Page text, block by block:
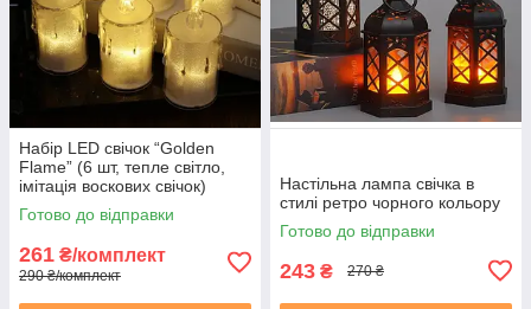
Набір LED свічок “Golden
Flame” (6 шт, тепле світло,
імітація воскових свічок)
Чайна Свічка нічник
світильник
Готово до відправки
261 ₴/комплект
290 ₴/комплект
Настільна лампа свічка в
стилі ретро чорного кольору
Готово до відправки
243 ₴ 270 ₴